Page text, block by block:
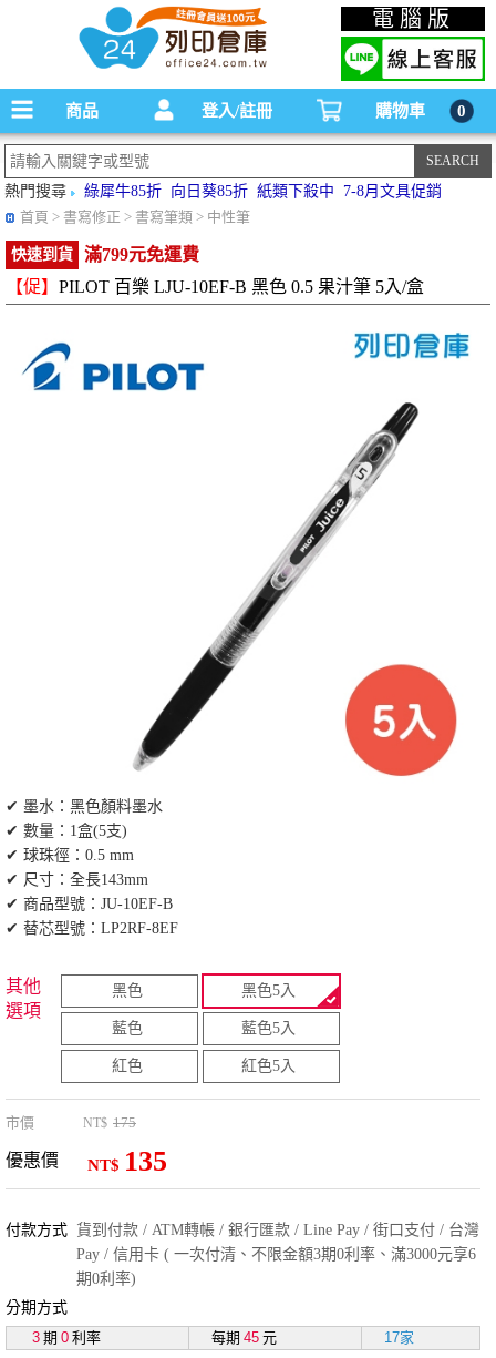
碳粉匣，墨水匣,原廠碳粉匣，副廠碳粉匣，環保碳粉匣,連續供墨印表機-office24列印
倉庫線上購物手機版
電腦版
商品 登入/註冊 購物車 0
熱門搜尋 綠犀牛85折 向日葵85折 紙類下殺中
7-8月文具促銷
首頁 > 書寫修正 > 書寫筆類 > 中性筆
快速到貨
滿799元免運費
【促】 PILOT 百樂 LJU-10EF-B 黑色 0.5 果汁筆 5入/盒
✔ 墨水：黑色顏料墨水
✔ 數量：1盒(5支)
✔ 球珠徑：0.5 mm
✔ 尺寸：全長143mm
✔ 商品型號：JU-10EF-B
✔ 替芯型號：LP2RF-8EF
其他
選項
黑色 黑色5入
藍色 藍色5入
紅色 紅色5入
市價 NT$ 175
優惠價 NT$ 135
付款方式 貨到付款 / ATM轉帳 / 銀行匯款 / Line Pay / 街口支付 / 台灣
Pay / 信用卡 ( 一次付清、不限金額3期0利率、滿3000元享6
期0利率)
分期方式
3 期 0 利率 每期 45 元 17家